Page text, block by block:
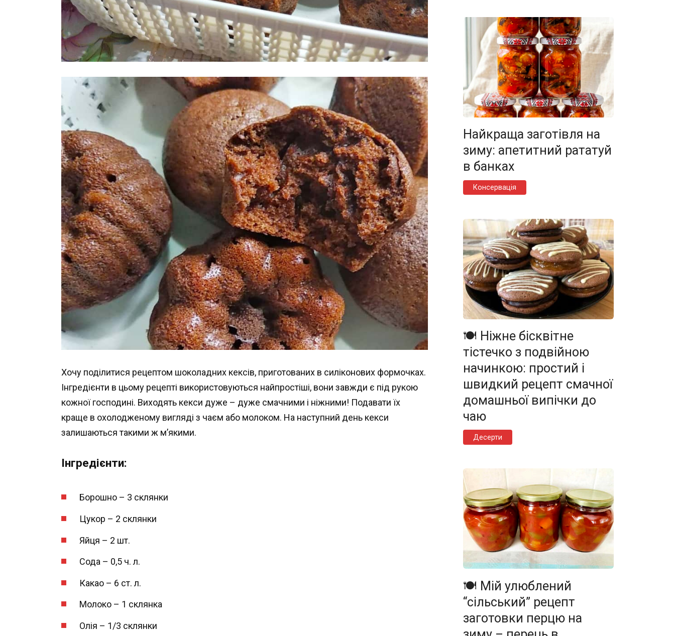
Хочу поділитися рецептом шоколадних кексів, приготованих в силіконових формочках.
Інгредієнти в цьому рецепті використовуються найпростіші, вони завжди є під рукою
кожної господині. Виходять кекси дуже – дуже смачними і ніжними! Подавати їх
краще в охолодженому вигляді з чаєм або молоком. На наступний день кекси
залишаються такими ж м’якими.
Інгредієнти:
Борошно – 3 склянки
Цукор – 2 склянки
Яйця – 2 шт.
Сода – 0,5 ч. л.
Какао – 6 ст. л.
Молоко – 1 склянка
Олія – 1/3 склянки
Найкраща заготівля на
зиму: апетитний рататуй
в банках
Консервація
🍽️ Ніжне бісквітне
тістечко з подвійною
начинкою: простий і
швидкий рецепт смачної
домашньої випічки до
чаю
Десерти
🍽️ Мій улюблений
“сільський” рецепт
заготовки перцю на